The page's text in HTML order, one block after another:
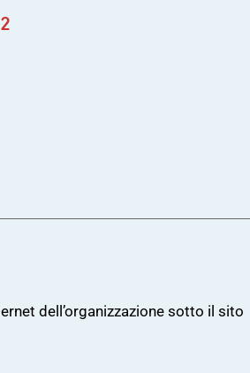
dell’organizzazione sotto il sito